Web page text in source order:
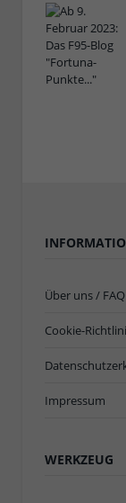
Über uns / FAQ
Cookie-
Impressum
WERKZEUG